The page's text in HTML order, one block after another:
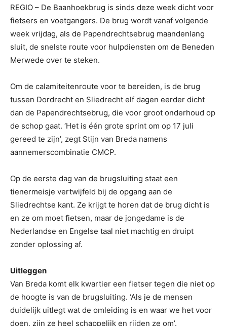
REGIO – De Baanhoekbrug is sinds deze week dicht voor
fietsers en voetgangers. De brug wordt vanaf volgende
week vrijdag, als de Papendrechtsebrug maandenlang
sluit, de snelste route voor hulpdiensten om de Beneden
Merwede over te steken.
Om de calamiteitenroute voor te bereiden, is de brug
tussen Dordrecht en Sliedrecht elf dagen eerder dicht
dan de Papendrechtsebrug, die voor groot onderhoud op
de schop gaat. ‘Het is één grote sprint om op 17 juli
gereed te zijn’, zegt Stijn van Breda namens
aannemerscombinatie CMCP.
Op de eerste dag van de brugsluiting staat een
tienermeisje vertwijfeld bij de opgang aan de
Sliedrechtse kant. Ze krijgt te horen dat de brug dicht is
en ze om moet fietsen, maar de jongedame is de
Nederlandse en Engelse taal niet machtig en druipt
zonder oplossing af.
Uitleggen
Van Breda komt elk kwartier een fietser tegen die niet op
de hoogte is van de brugsluiting. ‘Als je de mensen
duidelijk uitlegt wat de omleiding is en waar we het voor
doen, zijn ze heel schappelijk en rijden ze om’.